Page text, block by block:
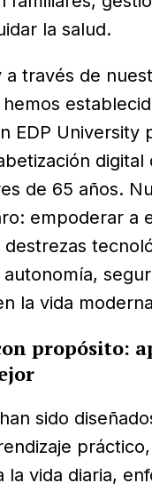
la salud.
a través de
EDP University
digital
de 65 años.
empoderar a
la vida
propósito:
sido
la vida diaria,